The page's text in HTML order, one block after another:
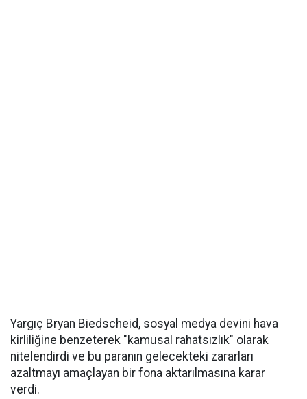
Yargıç Bryan Biedscheid, sosyal medya devini hava
kirliliğine benzeterek "kamusal rahatsızlık" olarak
nitelendirdi ve bu paranın gelecekteki zararları
azaltmayı amaçlayan bir fona aktarılmasına karar
verdi.